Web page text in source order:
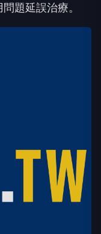
題延誤治療。